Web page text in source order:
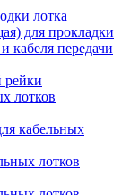
лотка
для прокладки
кабеля передачи
рейки
лотков
кабельных
лотков